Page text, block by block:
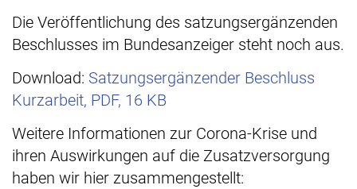
Die Veröffentlichung des satzungsergänzenden
Beschlusses im Bundesanzeiger steht noch aus.
Download: Satzungsergänzender Beschluss
Kurzarbeit, PDF, 16 KB
Weitere Informationen zur Corona-Krise und
ihren Auswirkungen auf die Zusatzversorgung
haben wir hier zusammengestellt: